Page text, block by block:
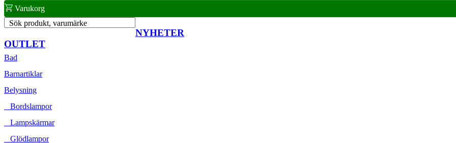
Varukorg
Sök produkt, varumärke
NYHETER
OUTLET
Bad
Barnartiklar
Belysning
Bordslampor
Lampskärmar
Glödlampor